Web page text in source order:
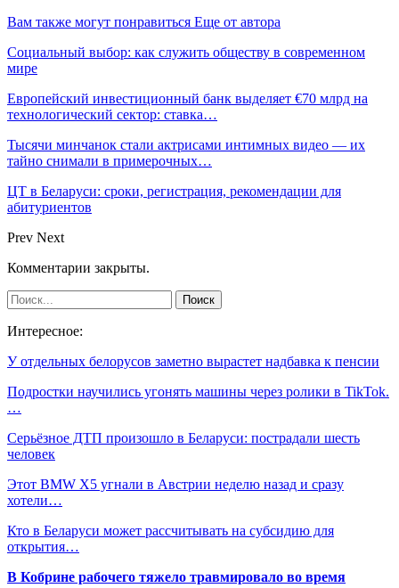
Вам также могут понравиться Еще от автора
Социальный выбор: как служить обществу в современном
мире
Европейский инвестиционный банк выделяет €70 млрд на
технологический сектор: ставка…
Тысячи минчанок стали актрисами интимных видео — их
тайно снимали в примерочных…
ЦТ в Беларуси: сроки, регистрация, рекомендации для
абитуриентов
Prev Next
Комментарии закрыты.
Интересное:
У отдельных белорусов заметно вырастет надбавка к пенсии
Подростки научились угонять машины через ролики в TikTok.
…
Серьёзное ДТП произошло в Беларуси: пострадали шесть
человек
Этот BMW X5 угнали в Австрии неделю назад и сразу
хотели…
Кто в Беларуси может рассчитывать на субсидию для
открытия…
В Кобрине рабочего тяжело травмировало во время